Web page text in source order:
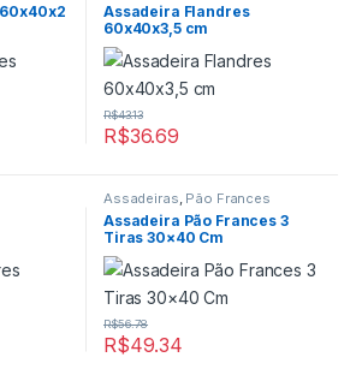
Assadeira Flandres
60x40x3,5 cm
R$36.69
R$43.13
Assadeiras, Pão Frances
Assadeira Pão Frances 3
Tiras 30×40 Cm
R$49.34
R$56.78